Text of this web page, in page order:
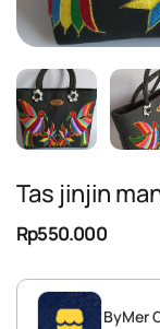
Tas jinjin
Rp550.000
ByMer